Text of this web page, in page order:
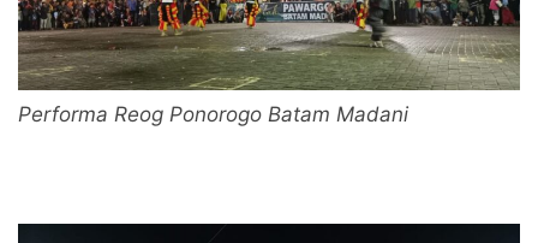
Performa Reog Ponorogo Batam Madani